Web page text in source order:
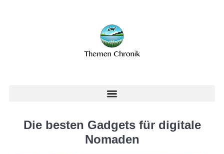
Die besten Gadgets für digitale
Nomaden